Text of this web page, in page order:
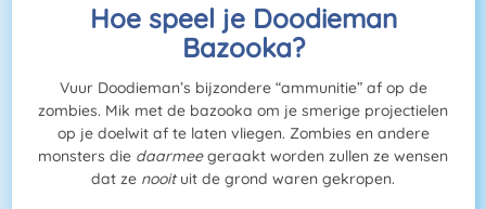
Hoe speel je Doodieman
Bazooka?
Vuur Doodieman’s bijzondere “ammunitie” af op de
zombies. Mik met de bazooka om je smerige projectielen
op je doelwit af te laten vliegen. Zombies en andere
monsters die daarmeegeraakt worden zullen ze wensen
dat ze nooituit de grond waren gekropen.